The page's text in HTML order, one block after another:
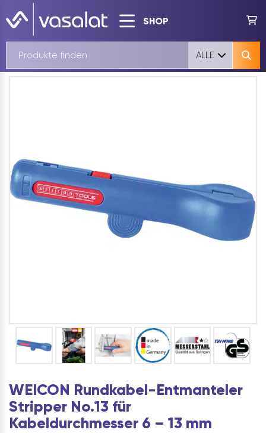
SHOP
ALLE
WEICON Rundkabel-Entmanteler
Stripper No.13 für
Kabeldurchmesser 6 – 13 mm